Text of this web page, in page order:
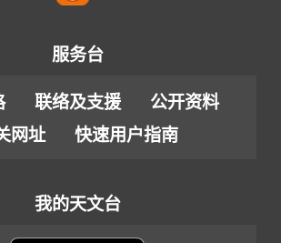
服务台
联络及支援
公开资料
网址
快速用户指南
我的天文台